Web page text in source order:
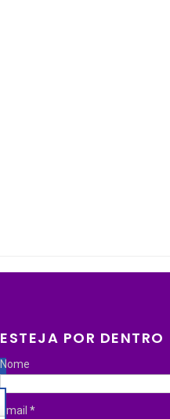
ESTEJA POR DENTRO
Nome
Email *